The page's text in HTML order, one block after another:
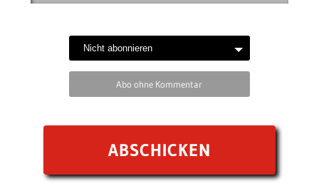
Abo ohne Kommentar